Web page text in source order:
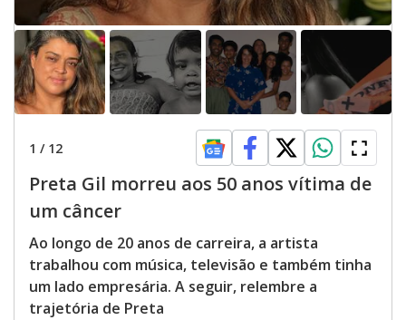
1 / 12
Preta Gil morreu aos 50 anos vítima de
um câncer
Ao longo de 20 anos de carreira, a artista
trabalhou com música, televisão e também tinha
um lado empresária. A seguir, relembre a
trajetória de Preta